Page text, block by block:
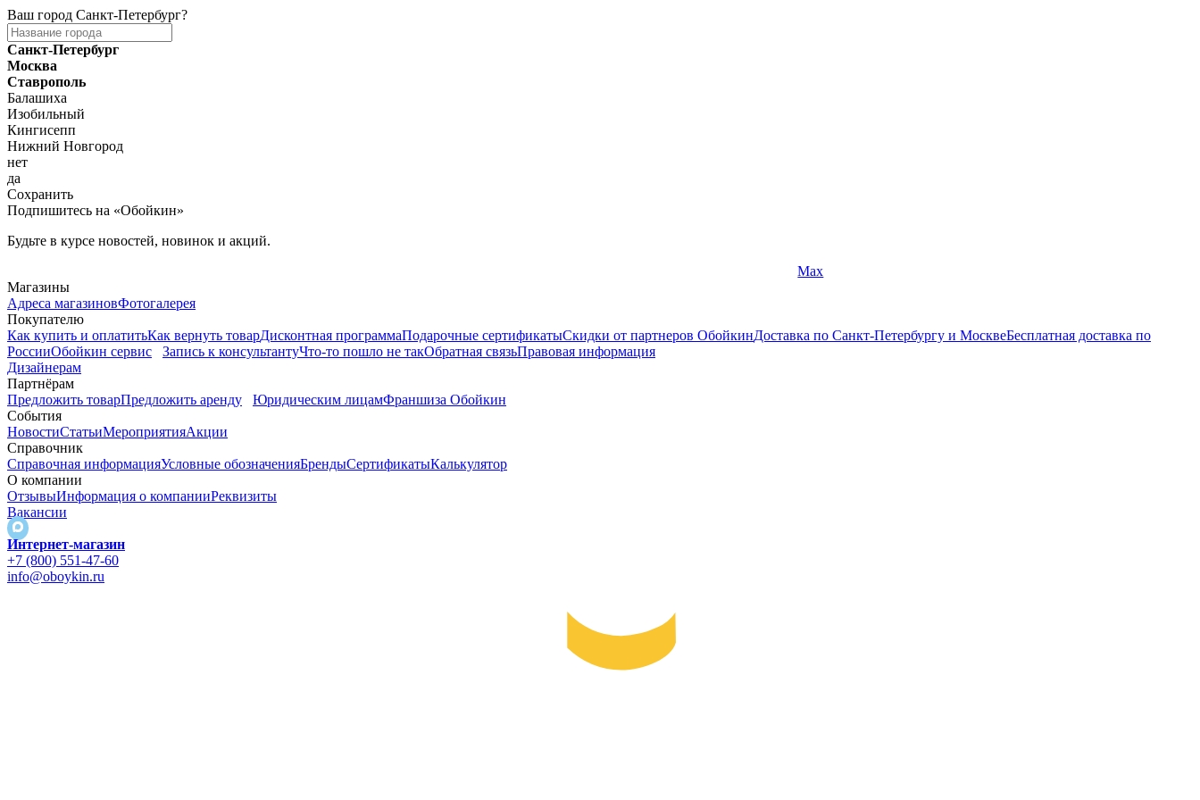
Ваш город Санкт-Петербург?
Санкт-Петербург
Москва
Ставрополь
Балашиха
Изобильный
Кингисепп
Нижний Новгород
нет
да
Сохранить
Подпишитесь на «Обойкин»
Будьте в курсе новостей, новинок и акций.
Max
Магазины
Адреса магазиновФотогалерея
Покупателю
Как купить и оплатитьКак вернуть товарДисконтная программаПодарочные сертификатыСкидки от партнеров ОбойкинДоставка по Санкт-Петербургу и МосквеБесплатная доставка по
РоссииОбойкин сервис Запись к консультантуЧто-то пошло не такОбратная связьПравовая информация
Дизайнерам
Партнёрам
Предложить товарПредложить аренду Юридическим лицамФраншиза Обойкин
События
НовостиСтатьиМероприятияАкции
Справочник
Справочная информацияУсловные обозначенияБрендыСертификатыКалькулятор
О компании
ОтзывыИнформация о компанииРеквизиты
Вакансии
Интернет-магазин
+7 (800) 551-47-60
info@oboykin.ru